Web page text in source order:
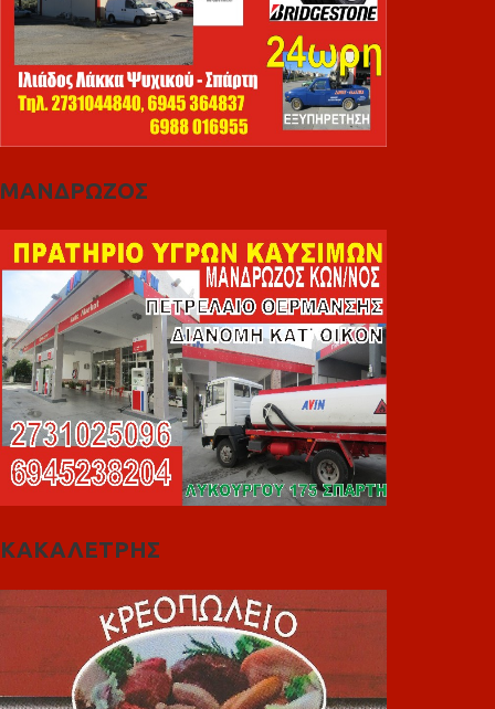
ΜΑΝΔΡΩΖΟΣ
ΚΑΚΑΛΕΤΡΗΣ